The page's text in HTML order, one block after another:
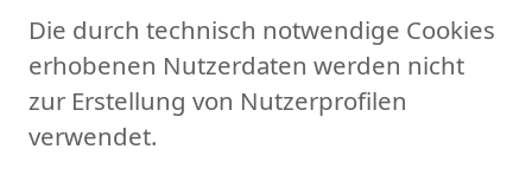
Die durch technisch notwendige Cookies
erhobenen Nutzerdaten werden nicht
zur Erstellung von Nutzerprofilen
verwendet.